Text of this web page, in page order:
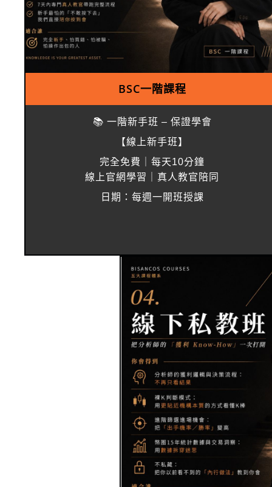
BSC一階課程
📚 一階新手班 – 保證學會
【線上新手班】
完全免費｜每天10分鐘
線上官網學習｜真人教官陪同
日期：每週一開班授課